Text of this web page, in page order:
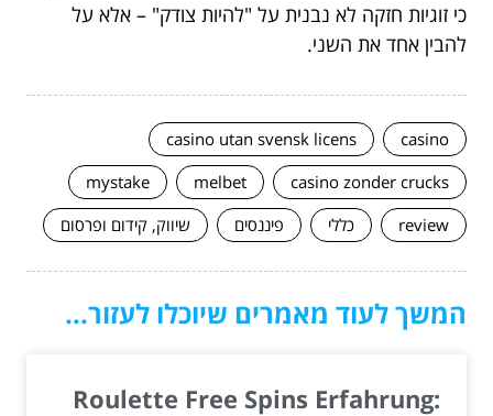
כי זוגיות חזקה לא נבנית על "להיות צודק" – אלא על
להבין אחד את השני.
casino
casino utan svensk licens
casino zonder crucks
melbet
mystake
review
כללי פיננסים שיווק, קידום ופרסום
המשך לעוד מאמרים שיוכלו לעזור...
Roulette Free Spins Erfahrung: